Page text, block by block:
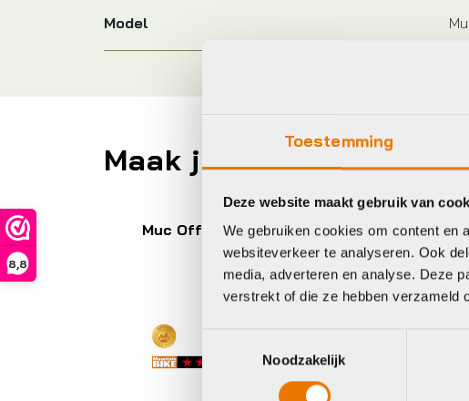
Toestemming
Deze website maakt gebruik van
We gebruiken cookies om content en
websiteverkeer te analyseren. Ook
media, adverteren en analyse. Deze
verstrekt of die ze hebben verzameld
Noodzakelijk
8,8
Model
Maak je fiets compleet
Muc Off Muc Off